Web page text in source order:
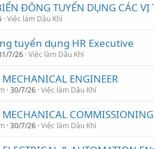
ĐÔNG TUYỂN DỤNG CÁC
Việc làm Dầu Khí
tuyển dụng HR Executive
7/26 Việc làm Dầu Khí
MECHANICAL ENGINEER
30/7/26 Việc làm Dầu Khí
MECHANICAL
30/7/26 Việc làm Dầu Khí